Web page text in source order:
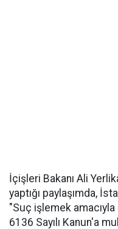
İçişleri Bakanı Ali
yaptığı paylaşımda,
"Suç işlemek
6136 Sayılı Kanun'a